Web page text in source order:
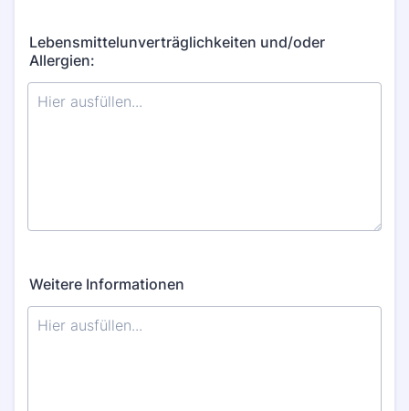
Lebensmittelunverträglichkeiten und/oder
Allergien:
Weitere Informationen